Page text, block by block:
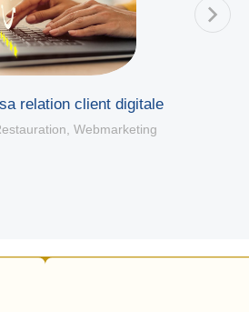
relation client digitale
Webmarketing